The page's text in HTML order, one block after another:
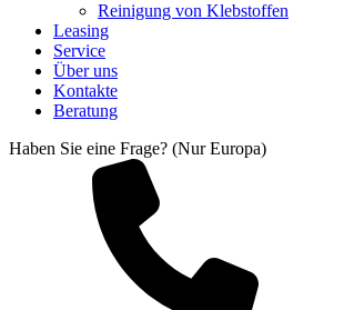
Reinigung von Klebstoffen
Leasing
Service
Über uns
Kontakte
Beratung
Haben Sie eine Frage? (Nur Europa)